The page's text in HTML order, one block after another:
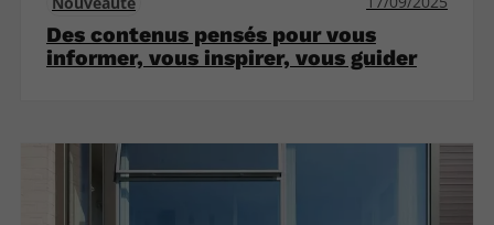
Des contenus pensés pour vous
informer, vous inspirer, vous guider